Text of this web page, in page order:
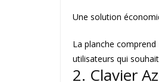
Une solution
La planche
utilisateurs qui
2. Clavier